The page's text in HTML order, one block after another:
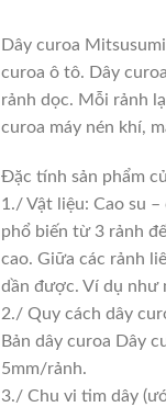
Dây curoa
curoa ô tô. Dây
rảnh dọc. Mỗi rảnh
curoa máy nén khí,
Đặc tính sản phẩm
1./ Vật liệu: Cao su
phổ biến từ 3 rảnh
cao. Giữa các rảnh
dần được. Ví dụ như
2./ Quy cách dây
Bản dây curoa Dây
5mm/rảnh.
3./ Chu vi tim dây